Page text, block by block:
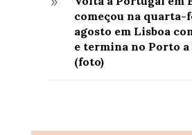
9
começou na quarta-
agosto em Lisboa
e termina no Porto a
(foto)